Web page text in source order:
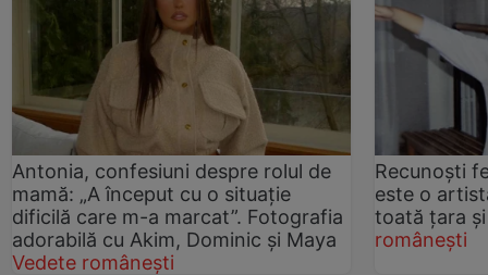
Antonia, confesiuni despre rolul de
mamă: „A început cu o situație
dificilă care m-a marcat”. Fotografia
adorabilă cu Akim, Dominic și Maya
Vedete românești
Recunoști
este o
toată țara
românești